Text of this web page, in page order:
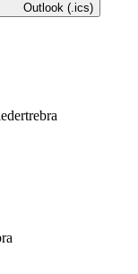
Outlook (.ics)